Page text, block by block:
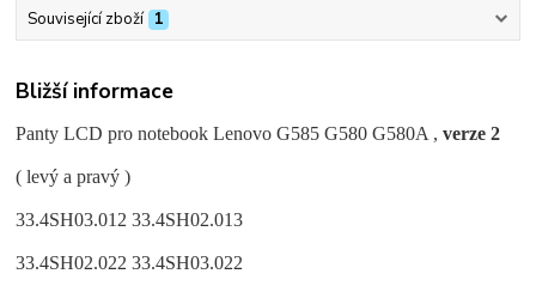
Související zboží 1
Bližší informace
Panty LCD pro notebook Lenovo G585 G580 G580A ,verze 2
( levý a pravý )
33.4SH03.012 33.4SH02.013
33.4SH02.022 33.4SH03.022